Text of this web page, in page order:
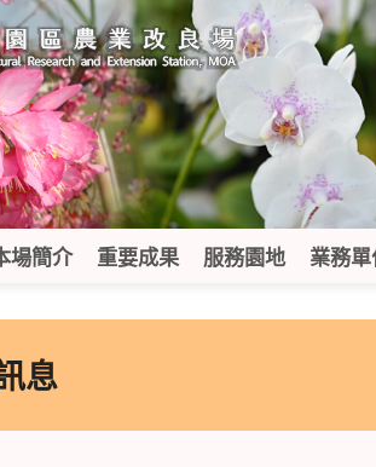
場簡介 重要成果 服務園地 業務
息